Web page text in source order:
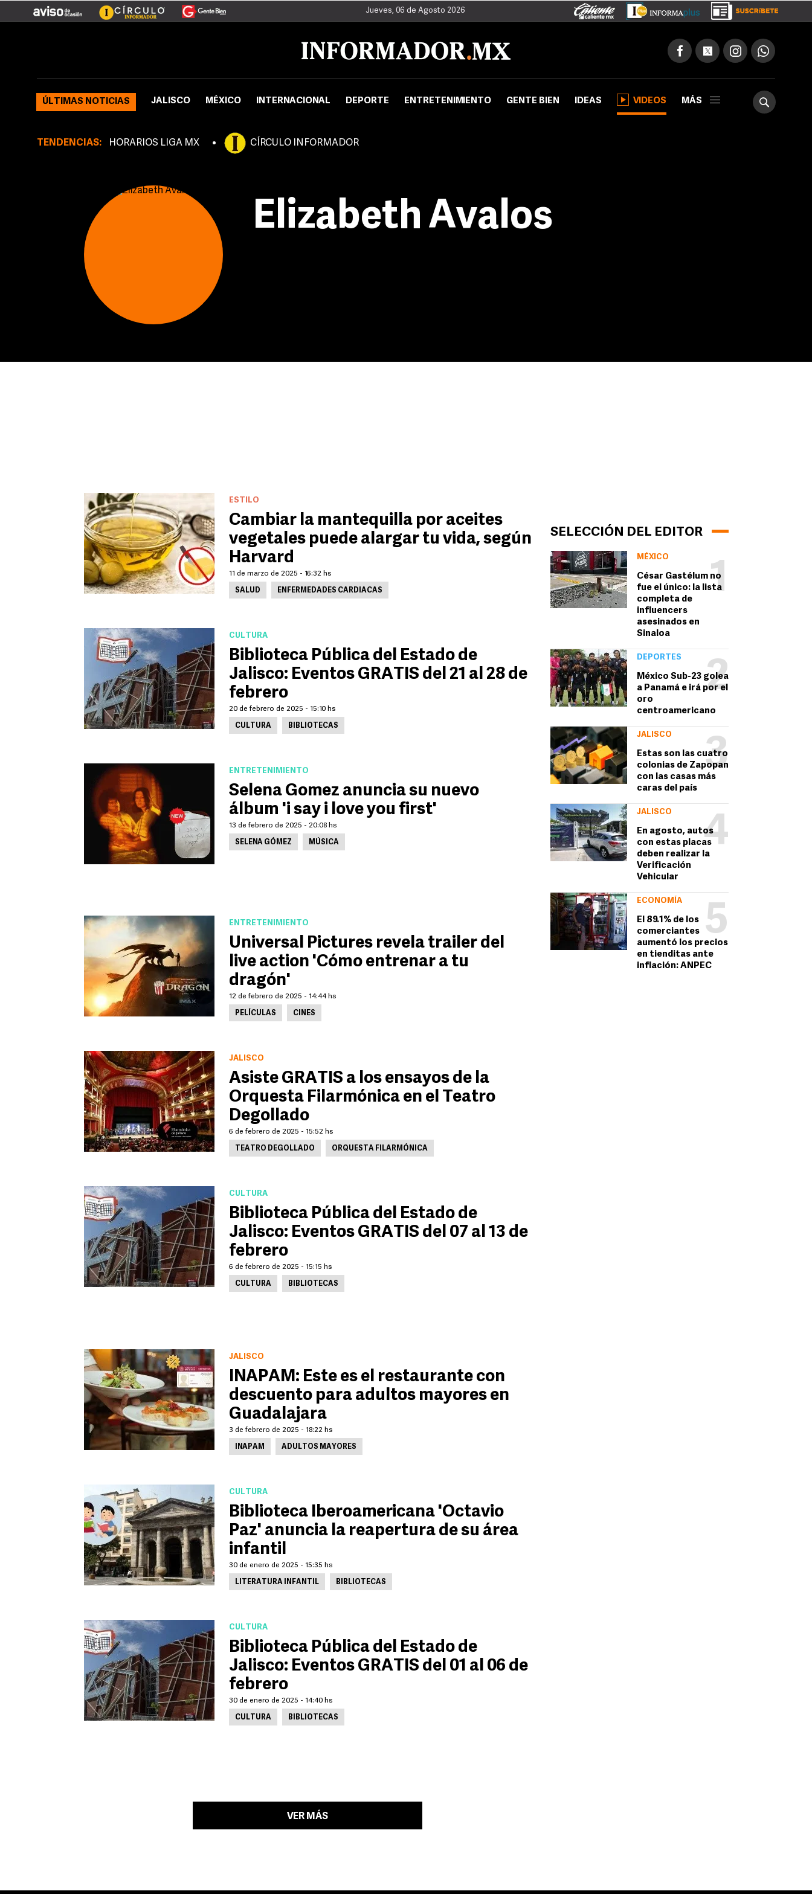
Jueves, 06 de Agosto 2026
ÚLTIMAS NOTICIAS JALISCO MÉXICO INTERNACIONAL DEPORTE ENTRETENIMIENTO GENTE BIEN IDEAS VIDEOS MÁS
TENDENCIAS: HORARIOS LIGA MX CÍRCULO INFORMADOR
Elizabeth Avalos
SELECCIÓN DEL EDITOR
1
MÉXICO
César Gastélum no
fue el único: la lista
completa de
influencers
asesinados en
Sinaloa
2
DEPORTES
México Sub-23 golea
a Panamá e irá por el
oro
centroamericano
3
JALISCO
Estas son las cuatro
colonias de Zapopan
con las casas más
caras del país
4
JALISCO
En agosto, autos
con estas placas
deben realizar la
Verificación
Vehicular
5
ECONOMÍA
El 89.1% de los
comerciantes
aumentó los precios
en tienditas ante
inflación: ANPEC
ESTILO
Cambiar la mantequilla por aceites
vegetales puede alargar tu vida, según
Harvard
11 de marzo de 2025 - 16:32 hs
SALUD ENFERMEDADES CARDIACAS
CULTURA
Biblioteca Pública del Estado de
Jalisco: Eventos GRATIS del 21 al 28 de
febrero
20 de febrero de 2025 - 15:10 hs
CULTURA BIBLIOTECAS
ENTRETENIMIENTO
Selena Gomez anuncia su nuevo
álbum 'i say i love you first'
13 de febrero de 2025 - 20:08 hs
SELENA GÓMEZ MÚSICA
ENTRETENIMIENTO
Universal Pictures revela trailer del
live action 'Cómo entrenar a tu
dragón'
12 de febrero de 2025 - 14:44 hs
PELÍCULAS CINES
JALISCO
Asiste GRATIS a los ensayos de la
Orquesta Filarmónica en el Teatro
Degollado
6 de febrero de 2025 - 15:52 hs
TEATRO DEGOLLADO ORQUESTA FILARMÓNICA
CULTURA
Biblioteca Pública del Estado de
Jalisco: Eventos GRATIS del 07 al 13 de
febrero
6 de febrero de 2025 - 15:15 hs
CULTURA BIBLIOTECAS
JALISCO
INAPAM: Este es el restaurante con
descuento para adultos mayores en
Guadalajara
3 de febrero de 2025 - 18:22 hs
INAPAM ADULTOS MAYORES
CULTURA
Biblioteca Iberoamericana 'Octavio
Paz' anuncia la reapertura de su área
infantil
30 de enero de 2025 - 15:35 hs
LITERATURA INFANTIL BIBLIOTECAS
CULTURA
Biblioteca Pública del Estado de
Jalisco: Eventos GRATIS del 01 al 06 de
febrero
30 de enero de 2025 - 14:40 hs
CULTURA BIBLIOTECAS
VER MÁS